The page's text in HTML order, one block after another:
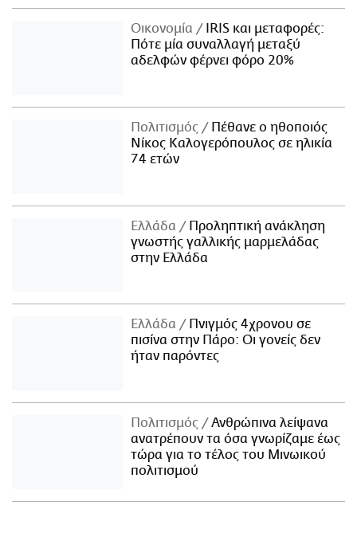
Οικονομία
IRIS και μεταφορές:
Πότε μία συναλλαγή μεταξύ
αδελφών φέρνει φόρο 20%
Πολιτισμός
Πέθανε ο ηθοποιός
Νίκος Καλογερόπουλος σε ηλικία
74 ετών
Ελλάδα
Προληπτική ανάκληση
γνωστής γαλλικής μαρμελάδας
στην Ελλάδα
Ελλάδα
Πνιγμός 4χρονου σε
πισίνα στην Πάρο: Οι γονείς δεν
ήταν παρόντες
Πολιτισμός
Ανθρώπινα λείψανα
ανατρέπουν τα όσα γνωρίζαμε έως
τώρα για το τέλος του Μινωικού
πολιτισμού